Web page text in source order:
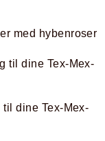
med hybenroser
dine Tex-Mex-